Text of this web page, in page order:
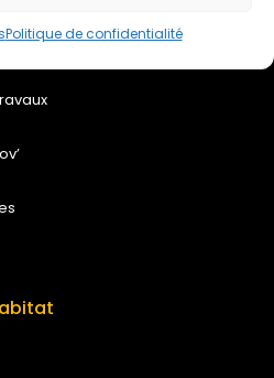
Politique de confidentialité